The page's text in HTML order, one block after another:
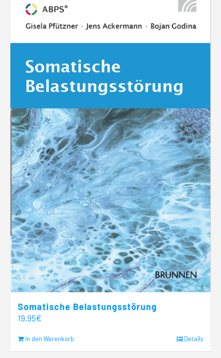
Somatische Belastungsstörung
19,95€
In den Warenkorb Details